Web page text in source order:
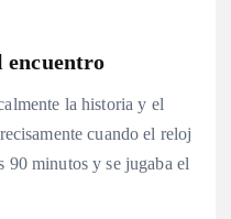
encuentro
la historia y el
cuando el reloj
90 minutos y se jugaba el